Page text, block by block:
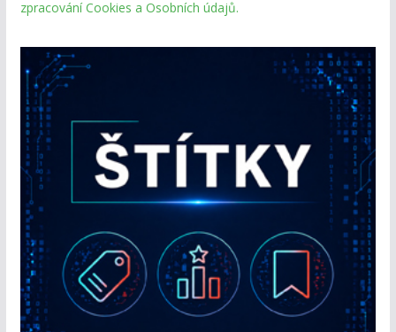
zpracování Cookies a Osobních údajů.